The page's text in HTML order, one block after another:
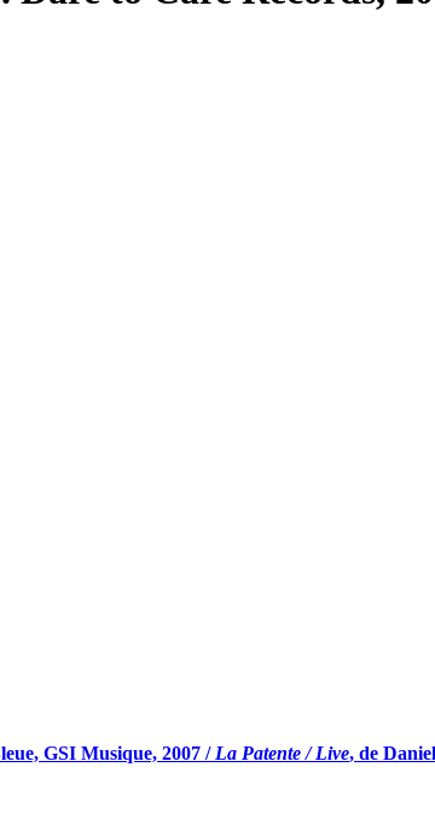
GSI Musique, 2007 / La Patente / Live, de